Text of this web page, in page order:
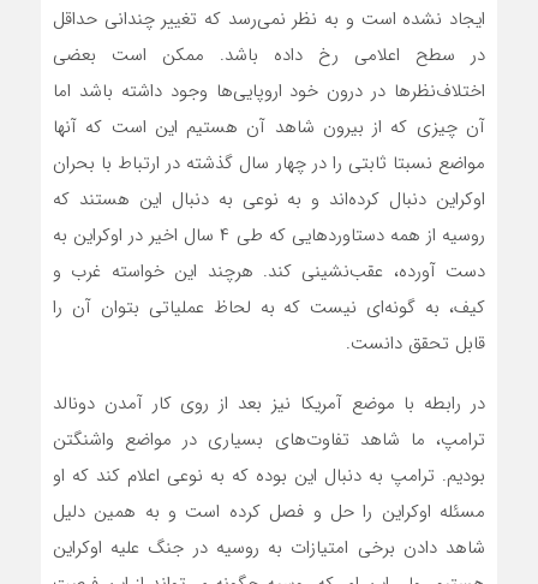
ایجاد نشده است و به نظر نمی‌رسد که تغییر چندانی حداقل
در سطح اعلامی رخ داده باشد. ممکن است بعضی
اختلاف‌نظرها در درون خود اروپایی‌ها وجود داشته باشد اما
آن چیزی که از بیرون شاهد آن هستیم این است که آنها
مواضع نسبتا ثابتی را در چهار سال گذشته در ارتباط با بحران
اوکراین دنبال کرده‌اند و به نوعی به دنبال این هستند که
روسیه از همه دستاوردهایی که طی ۴ سال اخیر در اوکراین به
دست آورده، عقب‌نشینی کند. هرچند این خواسته غرب و
کیف، به گونه‌ای نیست که به لحاظ عملیاتی بتوان آن را
قابل تحقق دانست.
در رابطه با موضع آمریکا نیز بعد از روی کار آمدن دونالد
ترامپ، ما شاهد تفاوت‌های بسیاری در مواضع واشنگتن
بودیم. ترامپ به دنبال این بوده که به نوعی اعلام کند که او
مسئله اوکراین را حل و فصل کرده است و به همین دلیل
شاهد دادن برخی امتیازات به روسیه در جنگ علیه اوکراین